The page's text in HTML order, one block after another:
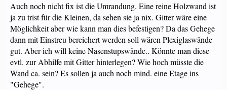
Auch noch nicht fix ist die Umrandung. Eine reine Holzwand ist
ja zu trist für die Kleinen, da sehen sie ja nix. Gitter wäre eine
Möglichkeit aber wie kann man dies befestigen? Da das Gehege
dann mit Einstreu bereichert werden soll wären Plexiglaswände
gut. Aber ich will keine Nasenstupswände.. Könnte man diese
evtl. zur Abhilfe mit Gitter hinterlegen? Wie hoch müsste die
Wand ca. sein? Es sollen ja auch noch mind. eine Etage ins
"Gehege".